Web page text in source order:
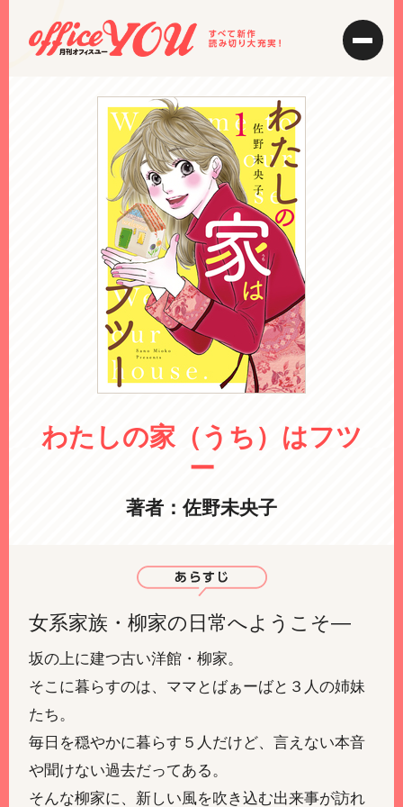
わたしの家（うち）はフツ
ー
著者：佐野未央子
女系家族・柳家の日常へようこそ―
坂の上に建つ古い洋館・柳家。
そこに暮らすのは、ママとばぁーばと３人の姉妹
たち。
毎日を穏やかに暮らす５人だけど、言えない本音
や聞けない過去だってある。
そんな柳家に、新しい風を吹き込む出来事が訪れ